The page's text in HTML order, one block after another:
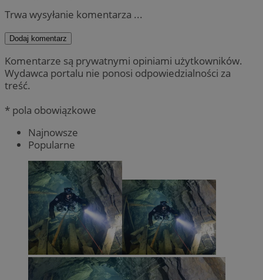
Trwa wysyłanie komentarza ...
Dodaj komentarz
Komentarze są prywatnymi opiniami użytkowników.
Wydawca portalu nie ponosi odpowiedzialności za
treść.
* pola obowiązkowe
Najnowsze
Popularne